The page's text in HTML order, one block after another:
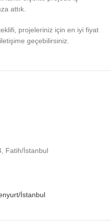
attık.
projeleriniz için en iyi fiyat
geçebilirsiniz.
Fatih/İstanbul
İstanbul